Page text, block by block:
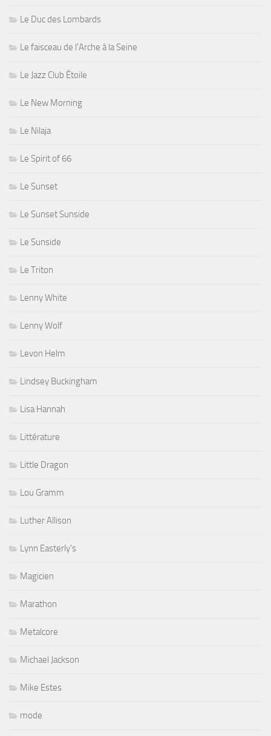
Le Duc des Lombards
Le faisceau de l'Arche à la Seine
Le Jazz Club Étoile
Le New Morning
Le Nilaja
Le Spirit of 66
Le Sunset
Le Sunset Sunside
Le Sunside
Le Triton
Lenny White
Lenny Wolf
Levon Helm
Lindsey Buckingham
Lisa Hannah
Littérature
Little Dragon
Lou Gramm
Luther Allison
Lynn Easterly's
Magicien
Marathon
Metalcore
Michael Jackson
Mike Estes
mode